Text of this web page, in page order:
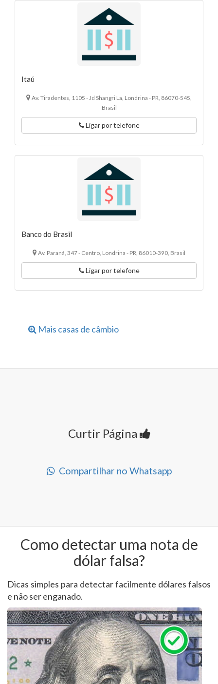
Itaú
Av. Tiradentes, 1105 - Jd Shangri La, Londrina - PR, 86070-545,
Brasil
Ligar por telefone
Banco do Brasil
Av. Paraná, 347 - Centro, Londrina - PR, 86010-390, Brasil
Ligar por telefone
Mais casas de câmbio
Curtir Página
Compartilhar no Whatsapp
Como detectar uma nota de
dólar falsa?
Dicas simples para detectar facilmente dólares falsos
e não ser enganado.